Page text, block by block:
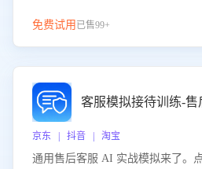
免费试用 已售99+
客服模拟接待训练-售
京东 | 抖音 | 淘宝
通用售后客服 AI 实战模拟来了。